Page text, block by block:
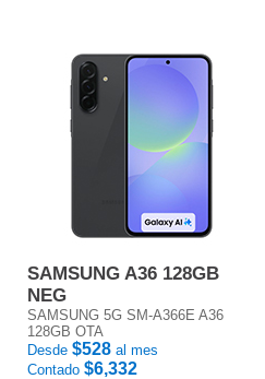
SAMSUNG A36 128GB
NEG
SAMSUNG 5G SM-A366E A36
128GB OTA
Desde $528 al mes
Contado $6,332